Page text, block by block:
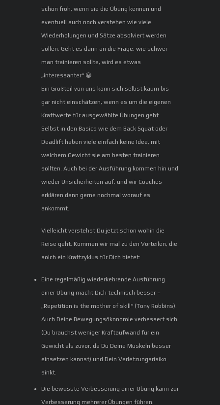
schon froh, wenn sie die Übung kennen und
eventuell auch noch verstehen wie viele
Wiederholungen und Sätze absolviert werden
sollen. Geht es dann an die Frage, wie schwer
man trainieren sollte, wird es etwas
„interessanter“ 😀
Ein Großteil von uns kann sich selbst kaum bis
gar nicht einschätzen, wenn es um die eigenen
Kraftwerte für ausgewählte Übungen geht.
Selbst in den Basics wie dem Back Squat oder
Deadlift haben viele einfach keine Idee, mit
welchem Gewicht sie am besten trainieren
sollten. Auch bei der Ausführung kommen hin und
wieder Unsicherheiten auf, und wir Coaches
erklären dann gerne nochmal worauf es
ankommt.
Vielleicht verstehst Du jetzt schon wohin die
Reise geht. Kommen wir mal zu den Vorteilen, die
solch ein Kraftzyklus für Dich bietet:
Eine regelmäßig wiederkehrende Ausführung
einer Übung macht Dich technisch besser –
„Repetition is the mother of skill“ (Tony Robbins).
Auch Deine Bewegungsökonomie verbessert sich
(Du brauchst weniger Kraftaufwand für ein
Gewicht als zuvor, da Du Deine Muskeln besser
einsetzen kannst) und Dein Verletzungsrisiko
sinkt.
Die bewusste Verbesserung einer Übung kann zur
Verbesserung mehrerer Übungen führen.